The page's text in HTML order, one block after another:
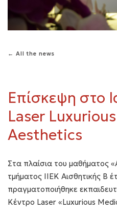
← All the news
Eπίσκεψη στο
Laser
Aesthetics
Στα πλαίσια του μαθήματος
τμήματος ΙΙΕΚ Αισθητικής Β
πραγματοποιήθηκε
Κέντρο Laser «Luxurious